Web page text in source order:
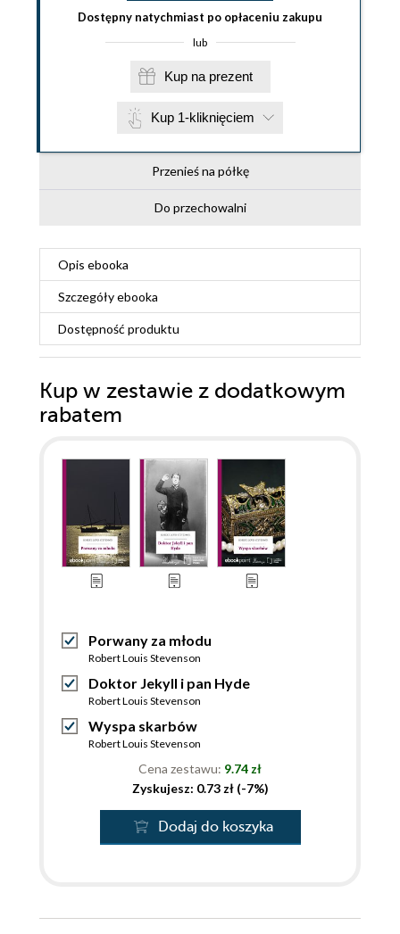
Dostępny natychmiast po opłaceniu zakupu
lub
Kup na prezent
Kup 1-kliknięciem
Przenieś na półkę
Do przechowalni
Opis ebooka
Szczegółyebooka
Dostępność produktu
Kup w zestawie z dodatkowym
rabatem
Porwany za młodu
Robert Louis Stevenson
Doktor Jekyll i pan Hyde
Robert Louis Stevenson
Wyspa skarbów
Robert Louis Stevenson
Cena zestawu: 9.74 zł
Zyskujesz: 0.73 zł (-7%)
Dodaj do koszyka